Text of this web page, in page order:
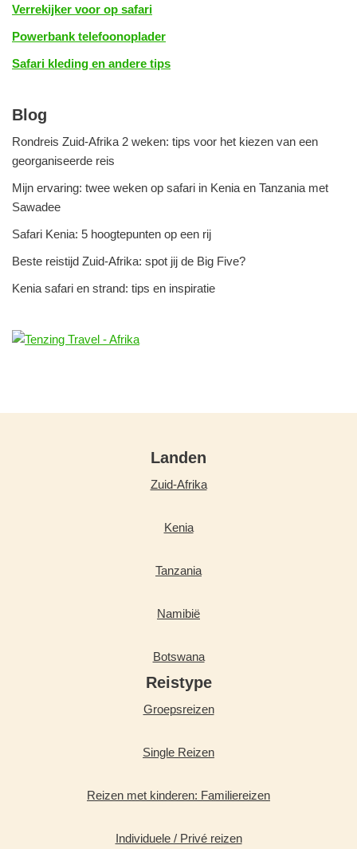
Verrekijker voor op safari
Powerbank telefoonoplader
Safari kleding en andere tips
Blog
Rondreis Zuid-Afrika 2 weken: tips voor het kiezen van een
georganiseerde reis
Mijn ervaring: twee weken op safari in Kenia en Tanzania met
Sawadee
Safari Kenia: 5 hoogtepunten op een rij
Beste reistijd Zuid-Afrika: spot jij de Big Five?
Kenia safari en strand: tips en inspiratie
Landen
Zuid-Afrika
Kenia
Tanzania
Namibië
Botswana
Reistype
Groepsreizen
Single Reizen
Reizen met kinderen: Familiereizen
Individuele / Privé reizen